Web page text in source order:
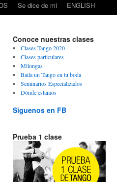
Se dice de mi ENGLISH
Conoce nuestras clases
Clases Tango 2020
Clases particulares
Milongas
Baila un Tango en tu boda
Seminarios Especializados
Dónde estamos
Siguenos en FB
Prueba 1 clase